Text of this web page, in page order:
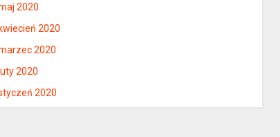
2020
kwiecień 2020
2020
luty 2020
2020